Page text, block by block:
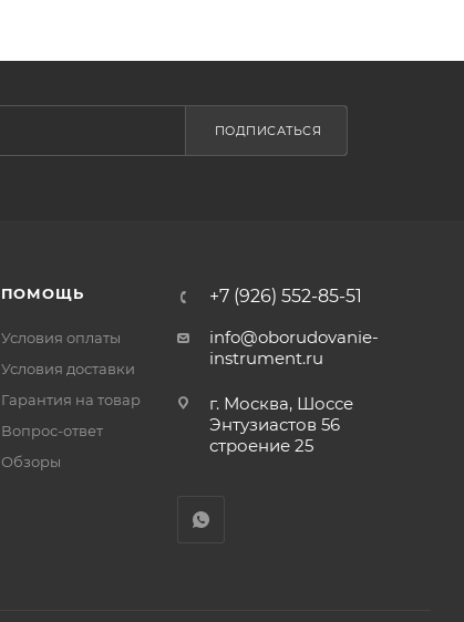
ПОДПИСАТЬСЯ
ПОМОЩЬ
Условия оплаты
Условия доставки
Гарантия на товар
Вопрос-ответ
Обзоры
+7 (926) 552-85-51
info@oborudovanie-
instrument.ru
г. Москва, Шоссе
Энтузиастов 56
строение 25